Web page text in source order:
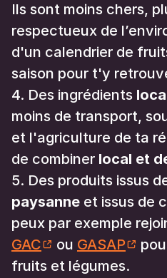
Ils sont moins chers,
respectueux de
d'un calendrier de
saison pour t'y
Des ingrédients
moins de transport,
et l'agriculture de ta
de combiner local et
Des produits issus
paysanne et issus de
peux par exemple
GAC
ou GASAP
fruits et légumes.